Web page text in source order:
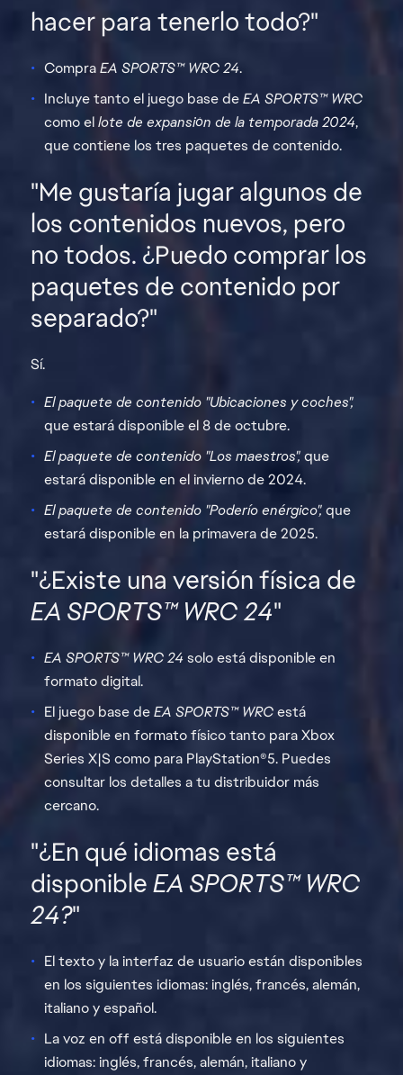
hacer para tenerlo todo?"
CompraEA SPORTS™ WRC 24.
Incluye tanto el juego base deEA SPORTS™ WRC
como ellote de expansión de la temporada 2024,
que contiene los tres paquetes de contenido.
"Me gustaría jugar algunos de
los contenidos nuevos, pero
no todos. ¿Puedo comprar los
paquetes de contenido por
separado?"
Sí.
El paquete de contenido "Ubicaciones y coches",
que estará disponible el 8 de octubre.
El paquete de contenido "Los maestros",que
estará disponible en el invierno de 2024.
El paquete de contenido "Poderío enérgico",que
estará disponible en la primavera de 2025.
"¿Existe una versión física de
EA SPORTS™ WRC 24"
EA SPORTS™ WRC 24solo está disponible en
formato digital.
El juego base deEA SPORTS™ WRCestá
disponible en formato físico tanto para Xbox
Series X|S como para PlayStation®5. Puedes
consultar los detalles a tu distribuidor más
cercano.
"¿En qué idiomas está
disponibleEA SPORTS™ WRC
24?"
El texto y la interfaz de usuario están disponibles
en los siguientes idiomas: inglés, francés, alemán,
italiano y español.
La voz en off está disponible en los siguientes
idiomas: inglés, francés, alemán, italiano y